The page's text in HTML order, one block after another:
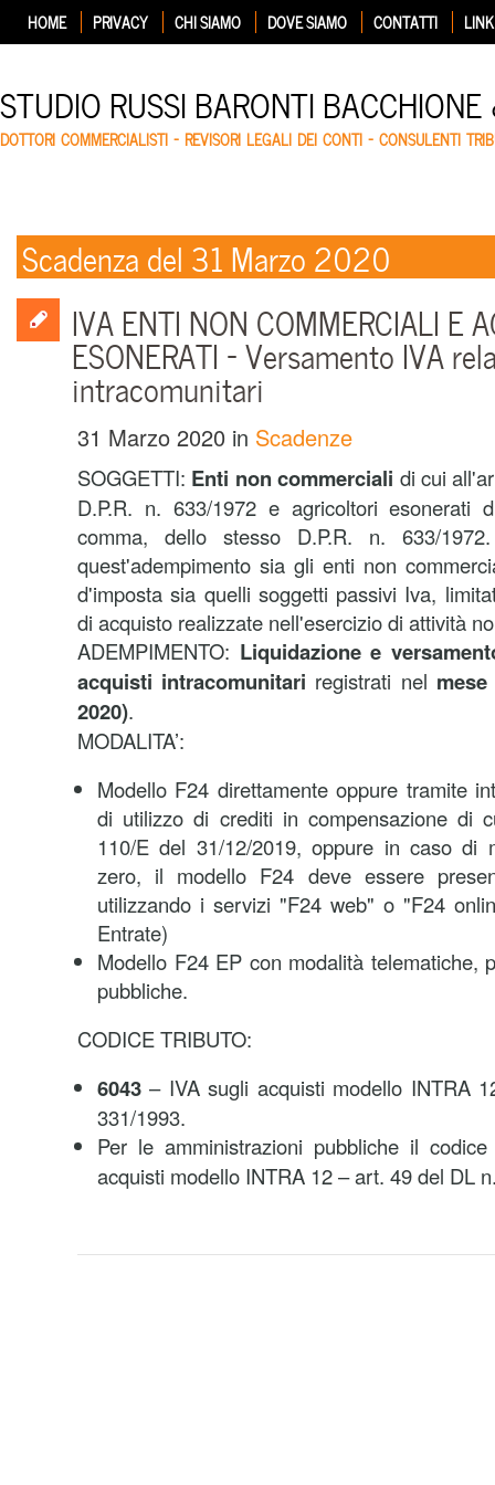
HOME PRIVACY CHI SIAMO DOVE SIAMO CONTATTI LINK
STUDIO RUSSI BARONTI
DOTTORI COMMERCIALISTI – REVISORI LEGALI DEI CONTI – CONSULENTI
Scadenza del 31 Marzo 2020
IVA ENTI NON COMMERCIALI E
ESONERATI – Versamento IVA
intracomunitari
31 Marzo 2020 in Scadenze
SOGGETTI: Enti non commerciali di cui
D.P.R. n. 633/1972 e agricoltori esonerati
comma, dello stesso D.P.R. n. 633/
quest'adempimento sia gli enti non
d'imposta sia quelli soggetti passivi Iva,
di acquisto realizzate nell'esercizio di attività
ADEMPIMENTO: Liquidazione e
acquisti intracomunitari registrati nel
2020).
MODALITA’:
Modello F24 direttamente oppure tramite
di utilizzo di crediti in compensazione di
110/E del 31/12/2019, oppure in caso di
zero, il modello F24 deve essere
utilizzando i servizi "F24 web" o "F24
Entrate)
Modello F24 EP con modalità telematiche,
pubbliche.
CODICE TRIBUTO:
6043 – IVA sugli acquisti modello INTRA
331/1993.
Per le amministrazioni pubbliche il
acquisti modello INTRA 12 – art. 49 del DL